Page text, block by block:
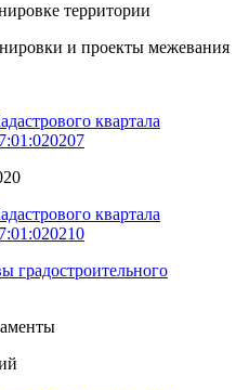
территории
и проекты межевания
квартала
квартала
градостроительного